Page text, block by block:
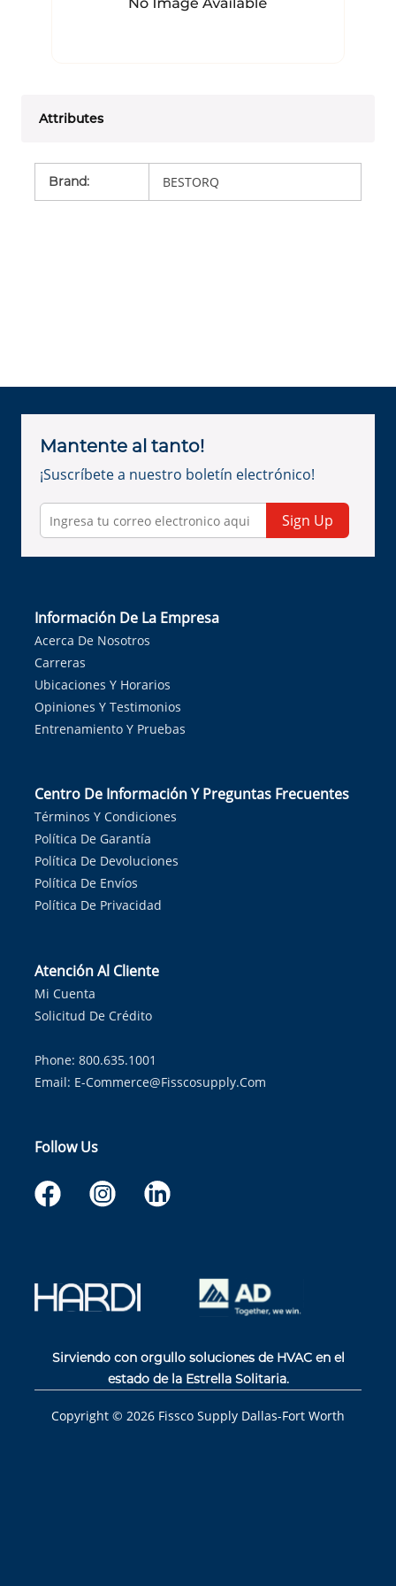
Attributes
Brand: BESTORQ
Mantente al tanto!
¡Suscríbete a nuestro boletín electrónico!
Sign Up
Información De La Empresa
Acerca De Nosotros
Carreras
Ubicaciones Y Horarios
Opiniones Y Testimonios
Entrenamiento Y Pruebas
Centro De Información Y Preguntas Frecuentes
Términos Y Condiciones
Política De Garantía
Política De Devoluciones
Política De Envíos
Política De Privacidad
Atención Al Cliente
Mi Cuenta
Solicitud De Crédito
Phone: 800.635.1001
Email: E-Commerce@fisscosupply.com
Follow Us
Sirviendo con orgullo soluciones de HVAC en el
estado de la Estrella Solitaria.
Copyright © 2026 Fissco Supply Dallas-Fort Worth